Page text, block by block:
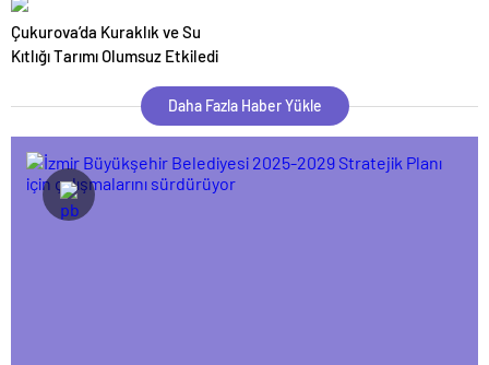
Çukurova’da Kuraklık ve Su
Kıtlığı Tarımı Olumsuz Etkiledi
Daha Fazla Haber Yükle